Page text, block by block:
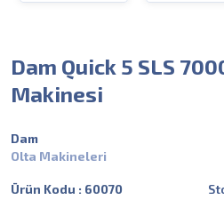
Dam Quick 5 SLS
Makinesi
Dam
Olta Makineleri
Ürün Kodu : 60070